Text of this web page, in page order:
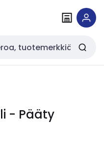
- Pääty